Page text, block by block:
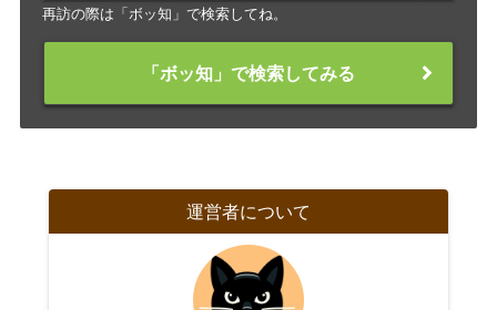
再訪の際は「ボッ知」で検索してね。
「ボッ知」で検索してみる
運営者について